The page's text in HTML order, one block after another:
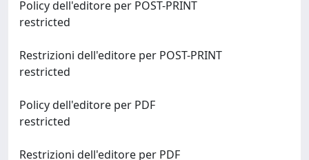
Policy dell'editore per POST-PRINT
Restrizioni dell'editore per POST-PRINT
Policy dell'editore per PDF
Restrizioni dell'editore per PDF